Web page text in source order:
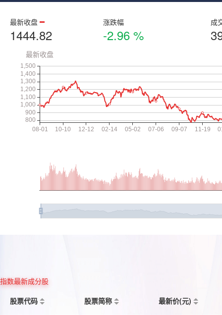
最新收盘
1444.82
涨跌幅
-2.96 %
成
指数最新成分股
股票代码
股票简称 最新价(元)